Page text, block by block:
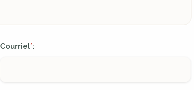
Courriel*: